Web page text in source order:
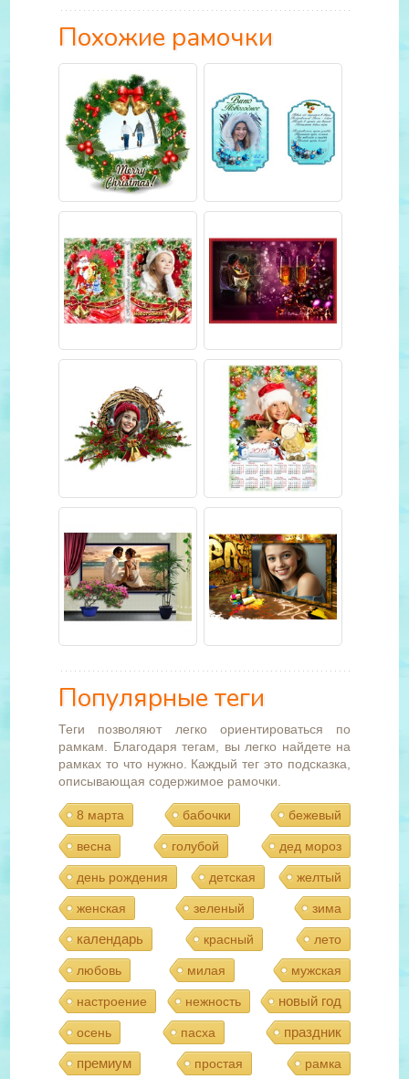
Похожие рамочки
Популярные теги
Теги позволяют легко ориентироваться по
рамкам. Благодаря тегам, вы легко найдете на
рамках то что нужно. Каждый тег это подсказка,
описывающая содержимое рамочки.
8 марта бабочки бежевый
весна голубой дед мороз
день рождения детская желтый
женская зеленый зима
календарь красный лето
любовь милая мужская
настроение нежность новый год
осень пасха
праздник
премиум
простая рамка